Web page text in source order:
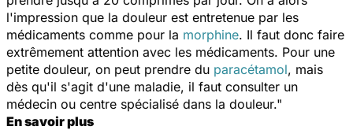
l'impression que la douleur est entretenue par les
médicaments comme pour la morphine. Il faut donc faire
extrêmement attention avec les médicaments. Pour une
petite douleur, on peut prendre du paracétamol, mais
dès qu'il s'agit d'une maladie, il faut consulter un
médecin ou centre spécialisé dans la douleur."
En savoir plus